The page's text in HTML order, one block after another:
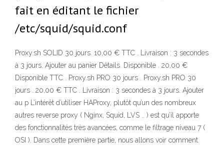
fait en éditant le fichier
/etc/squid/squid.conf
Proxy.sh SOLID 30 jours. 10,00 € TTC . Livraison : 3 secondes
à 3 jours. Ajouter au panier Détails. Disponible . 20,00 €
Disponible TTC . Proxy.sh PRO 30 jours . Proxy.sh PRO 30
jours . 20,00 € TTC . Livraison : 3 secondes à 3 jours. Ajouter
au p L’intérêt d’utiliser HAProxy, plutôt qu’un des nombreux
autres reverse proxy ( Nginx, Squid, LVS .. ) est qu’il apporte
des fonctionnalités très avancées, comme le filtrage niveau 7 (
OSI ). Dans cette première partie, nous allons voir comment